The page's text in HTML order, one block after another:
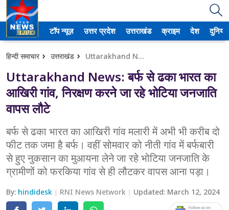
टॉप न्यूज़ उत्तर प्रदेश उत्तराखंड क्राइम देश दुनिया
हिन्दी समाचार उत्तराखंड Uttarakhand News: बर्फ से ढका भारत का आखिरी गांव, निरक्षण करने जा रहे भोटिया जनजाति वापस लौटे
Uttarakhand News: बर्फ से ढका भारत का
आखिरी गांव, निरक्षण करने जा रहे भोटिया जनजाति
वापस लौटे
बर्फ से ढका भारत का आखिरी गांव मलारी में अभी भी करीब दो
फीट तक जमा है बर्फ। वहीं सोमवार को नीती गांव में बर्फबारी
से हुए नुकसान का मुआयना लेने जा रहे भोटिया जनजाति के
ग्रामीणों को फरकिया गांव से ही लौटकर वापस आना पड़ा।
By: hindidesk RNI News Network Updated: March 12, 2024
उत्तर प्रदेश
आगरा
कानपुर
प्रयागराज
मेरठ
लखनऊ
उत्तराखंड